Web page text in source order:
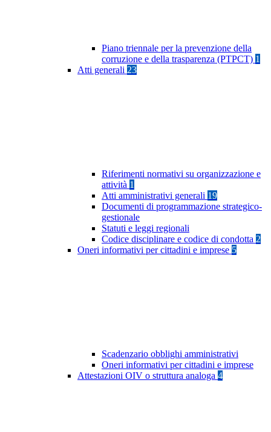
Piano triennale per la prevenzione della
corruzione e della trasparenza (PTPCT) 1
Atti generali 23
Riferimenti normativi su organizzazione e
attività 1
Atti amministrativi generali 19
Documenti di programmazione strategico-
gestionale
Statuti e leggi regionali
Codice disciplinare e codice di condotta 2
Oneri informativi per cittadini e imprese 5
Scadenzario obblighi amministrativi
Oneri informativi per cittadini e imprese
Attestazioni OIV o struttura analoga 4